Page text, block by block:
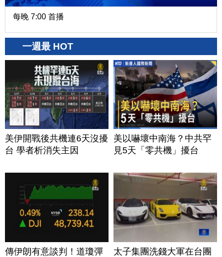
每晚 7:00 首播
一週最 HOT
美伊開戰後共機連6天沒擾
台 學者析消失主因
美以嚇壞中南海？中共罕
見5天「零共機」擾台
傳伊朗有意談判！道瓊彈
太子集團洗錢大軍在台團